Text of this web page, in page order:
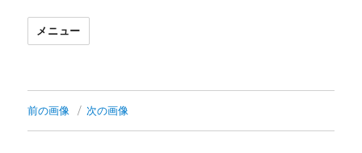
メニュー
前の画像 次の画像